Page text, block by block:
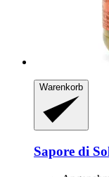
Warenkorb
Sapore di